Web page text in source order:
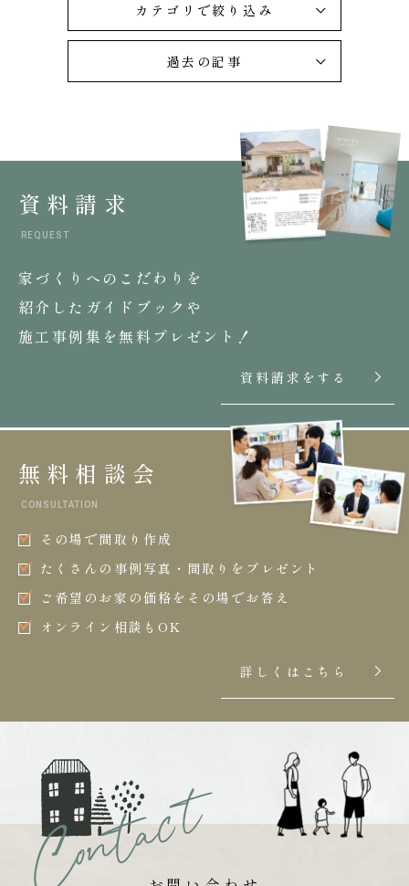
カテゴリで絞り込み
過去の記事
資料請求
REQUEST
家づくりへのこだわりを
紹介したガイドブックや
施工事例集を無料プレゼント！
資料請求をする
無料相談会
CONSULTATION
その場で間取り作成
たくさんの事例写真・間取りをプレゼント
ご希望のお家の価格をその場でお答え
オンライン相談もOK
詳しくはこちら